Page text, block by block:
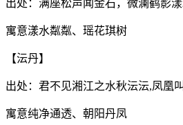
出处：满座松声闻金石，微澜鹤影
寓意漾水粼粼、瑶花琪树
【沄丹】
出处：君不见湘江之水秋沄沄,凤凰
寓意纯净通透、朝阳丹凤